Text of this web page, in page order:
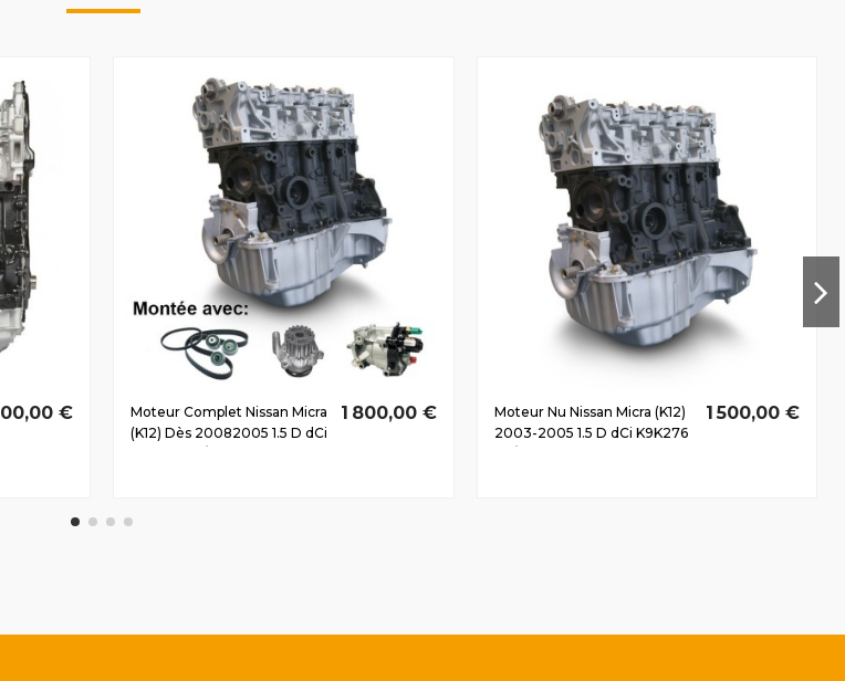
€
Moteur Complet Nissan Micra
(K12) Dès 20082005 1.5 D dCi
1 800,00 €
Moteur Nu Nissan Micra (K12)
2003-2005 1.5 D dCi K9K276
1 500,00 €